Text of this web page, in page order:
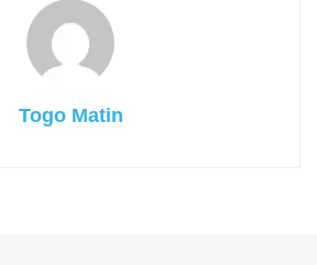
Togo Matin